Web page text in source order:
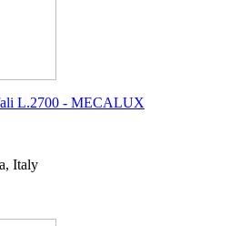
L.2700 - MECALUX
Italy